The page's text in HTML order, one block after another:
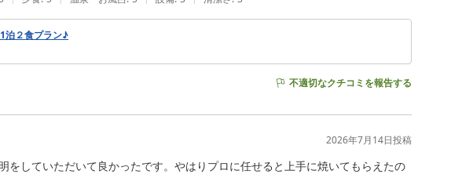
泊２食プラン♪
不適切なクチコミを報告する
2026年7月14日投稿
をしていただいて良かったです。やはりプロに任せると上手に焼いてもらえたの